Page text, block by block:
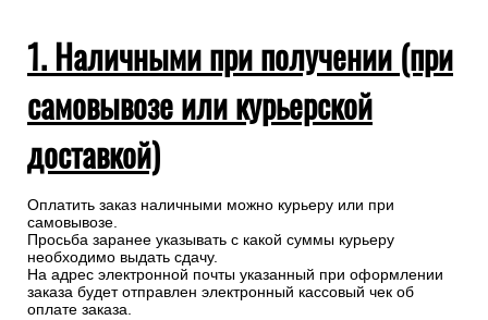
1. Наличными при получении (при
самовывозе или курьерской
доставкой)
Оплатить заказ наличными можно курьеру или при
самовывозе.
Просьба заранее указывать с какой суммы курьеру
необходимо выдать сдачу.
На адрес электронной почты указанный при оформлении
заказа будет отправлен электронный кассовый чек об
оплате заказа.